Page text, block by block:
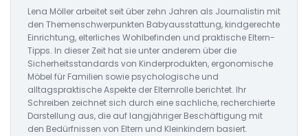
Lena Möller arbeitet seit über zehn Jahren als Journalistin mit
den Themenschwerpunkten Babyausstattung, kindgerechte
Einrichtung, elterliches Wohlbefinden und praktische Eltern-
Tipps. In dieser Zeit hat sie unter anderem über die
Sicherheitsstandards von Kinderprodukten, ergonomische
Möbel für Familien sowie psychologische und
alltagspraktische Aspekte der Elternrolle berichtet. Ihr
Schreiben zeichnet sich durch eine sachliche, recherchierte
Darstellung aus, die auf langjähriger Beschäftigung mit
den Bedürfnissen von Eltern und Kleinkindern basiert.